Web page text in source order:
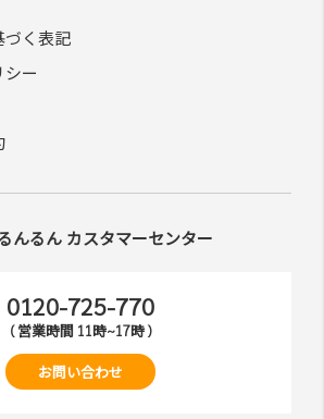
づく表記
シー
んるん カスタマーセンター
0120-725-770
( 営業時間 11時~17時 )
お問い合わせ